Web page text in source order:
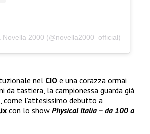
Novella 2000 (@novella2000_official)
nel CIO e una corazza ormai
da tastiera, la campionessa guarda già
come l’attesissimo debutto a
con lo show Physical Italia – da 100 a